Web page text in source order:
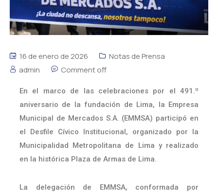
16 de enero de 2026
Notas de Prensa
admin
Comment off
En el marco de las celebraciones por el 491.º
aniversario de la fundación de Lima, la Empresa
Municipal de Mercados S.A. (EMMSA) participó en
el Desfile Cívico Institucional, organizado por la
Municipalidad Metropolitana de Lima y realizado
en la histórica Plaza de Armas de Lima.
La delegación de EMMSA, conformada por